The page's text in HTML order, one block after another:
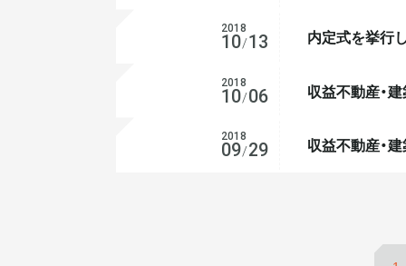
2018
10/13 内定式を挙行
2018
10/06 収益不動産・
2018
09/29 収益不動産・